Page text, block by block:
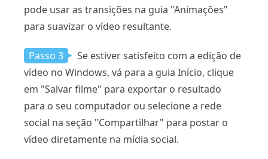
pode usar as transições na guia "Animações"
para suavizar o vídeo resultante.
Passo 3
Se estiver satisfeito com a edição de
vídeo no Windows, vá para a guia Início, clique
em "Salvar filme" para exportar o resultado
para o seu computador ou selecione a rede
social na seção "Compartilhar" para postar o
vídeo diretamente na mídia social.